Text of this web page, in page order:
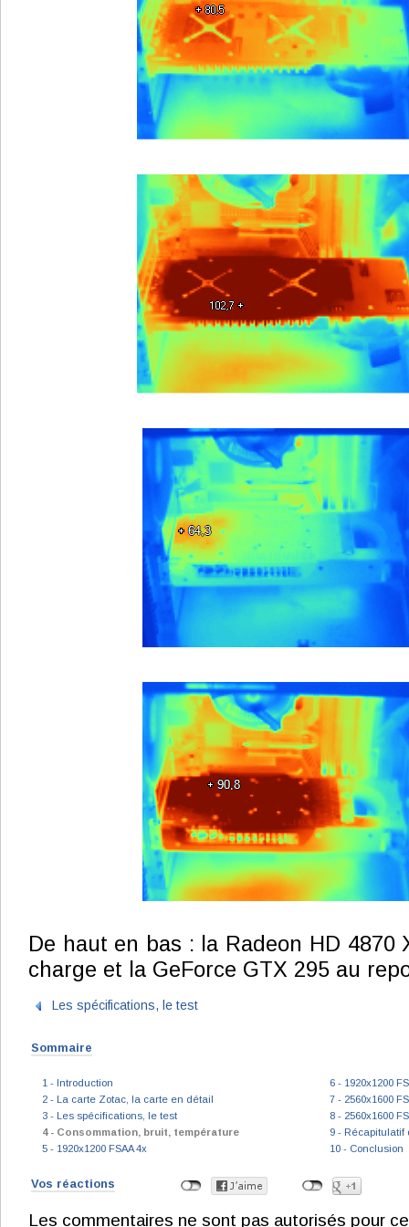
De haut en bas : la Radeon HD 4870
charge et la GeForce GTX 295 au
Les spécifications, le test
Sommaire
1 - Introduction
2 - La carte Zotac, la carte en détail
3 - Les spécifications, le test
4 - Consommation, bruit, température
5 - 1920x1200 FSAA 4x
6 - 1920x1200
7 - 2560x1600
8 - 2560x1600
9 - Récapitulatif
10 - Conclusion
Vos réactions
Les commentaires ne sont pas autorisés pour